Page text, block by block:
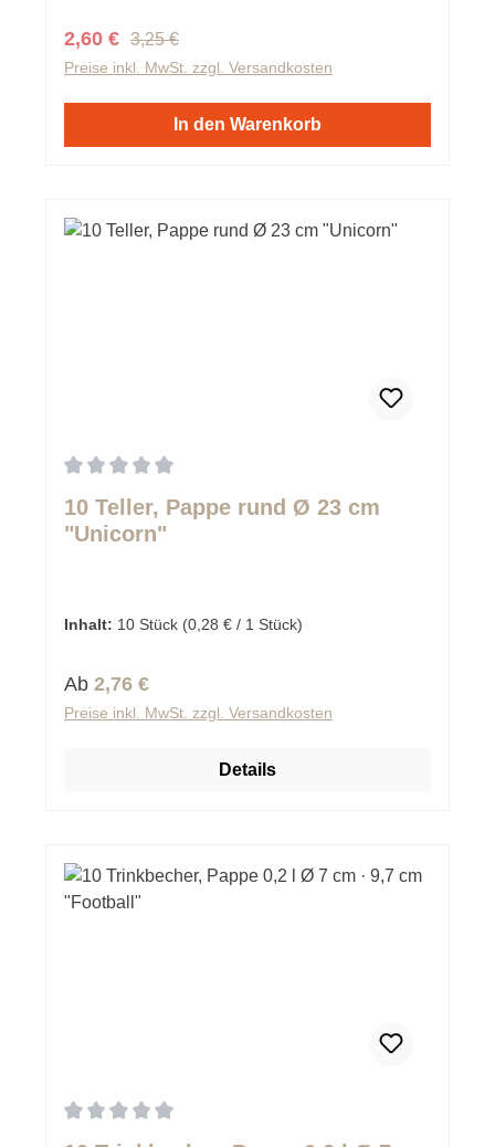
Verkaufspreis:
2,60 € Regulärer Preis:
3,25 €
Preise inkl. MwSt. zzgl. Versandkosten
In den Warenkorb
10 Teller, Pappe rund Ø 23 cm
"Unicorn"
Inhalt: 10 Stück (0,28 € / 1 Stück)
Regulärer Preis:
Ab 2,76 €
Preise inkl. MwSt. zzgl. Versandkosten
Details